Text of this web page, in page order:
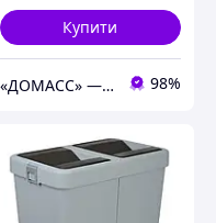
Купити
«ДОМАСС» — стійки для одягу, товари для дому та відпочинку! 98%